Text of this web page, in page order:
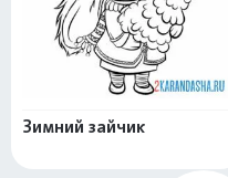
Зимний зайчик